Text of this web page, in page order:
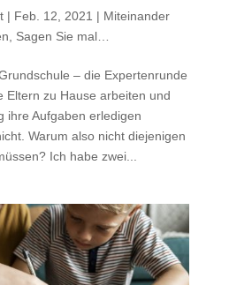
| Feb. 12, 2021 | Miteinander
Sagen Sie mal…
– die Expertenrunde
Eltern zu Hause arbeiten und
ihre Aufgaben erledigen
Warum also nicht diejenigen
Ich habe zwei...